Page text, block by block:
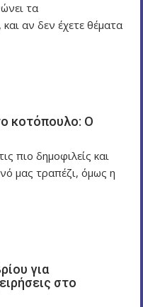
τα
αν δεν έχετε θέματα
κοτόπουλο: Ο
πιο δημοφιλείς και
μας τραπέζι, όμως η
για
στο